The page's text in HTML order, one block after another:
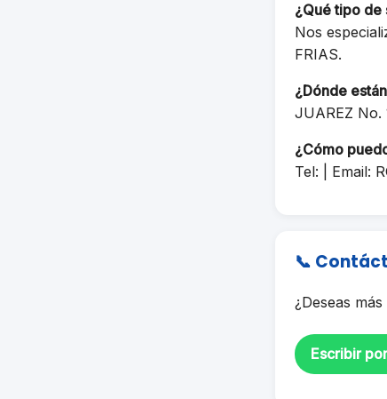
¿Qué tipo de
Nos
FRIAS.
¿Dónde
JUAREZ No.
¿Cómo
Tel: | Email:
📞
¿Deseas
Escribir